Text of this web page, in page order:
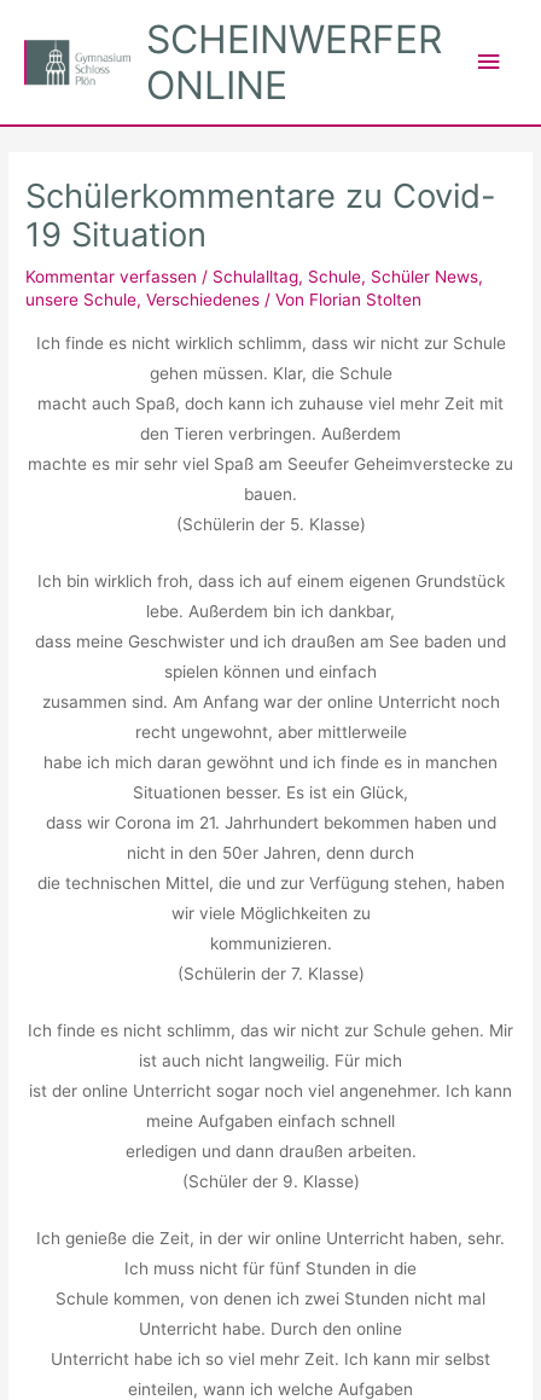
Inhalt
springen
SCHEINWERFER
ONLINE
Schülerkommentare zu Covid-
19 Situation
Kommentar verfassen / Schulalltag, Schule, Schüler News,
unsere Schule,Verschiedenes / Von Florian Stolten
Ich finde es nicht wirklich schlimm, dass wir nicht zur Schule
gehen müssen. Klar, die Schule
macht auch Spaß, doch kann ich zuhause viel mehr Zeit mit
den Tieren verbringen. Außerdem
machte es mir sehr viel Spaß am Seeufer Geheimverstecke zu
bauen.
(Schülerin der 5. Klasse)
Ich bin wirklich froh, dass ich auf einem eigenen Grundstück
lebe. Außerdem bin ich dankbar,
dass meine Geschwister und ich draußen am See baden und
spielen können und einfach
zusammen sind. Am Anfang war der online Unterricht noch
recht ungewohnt, aber mittlerweile
habe ich mich daran gewöhnt und ich finde es in manchen
Situationen besser. Es ist ein Glück,
dass wir Corona im 21. Jahrhundert bekommen haben und
nicht in den 50er Jahren, denn durch
die technischen Mittel, die und zur Verfügung stehen, haben
wir viele Möglichkeiten zu
kommunizieren.
(Schülerin der 7. Klasse)
Ich finde es nicht schlimm, das wir nicht zur Schule gehen. Mir
ist auch nicht langweilig. Für mich
ist der online Unterricht sogar noch viel angenehmer. Ich kann
meine Aufgaben einfach schnell
erledigen und dann draußen arbeiten.
(Schüler der 9. Klasse)
Ich genieße die Zeit, in der wir online Unterricht haben, sehr.
Ich muss nicht für fünf Stunden in die
Schule kommen, von denen ich zwei Stunden nicht mal
Unterricht habe. Durch den online
Unterricht habe ich so viel mehr Zeit. Ich kann mir selbst
einteilen, wann ich welche Aufgaben